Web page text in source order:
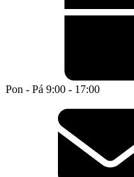
Pon - Pá 9:00 - 17:00